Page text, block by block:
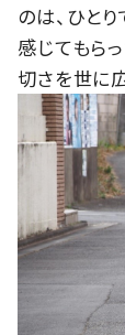
のは、ひと
感じてもら
切さを世に